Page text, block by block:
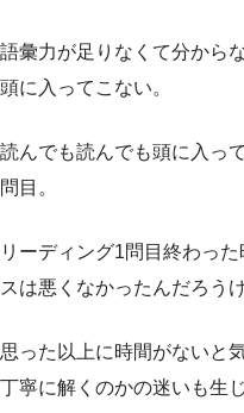
語彙力が足りなくて分から
頭に入ってこない。
読んでも読んでも頭に入っ
問目。
リーディング1問目終わっ
スは悪くなかったんだろう
思った以上に時間がないと
丁寧に解くのかの迷いも生じ